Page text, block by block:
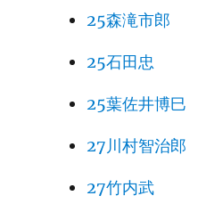
25森滝市郎
25石田忠
25葉佐井博巳
27川村智治郎
27竹内武